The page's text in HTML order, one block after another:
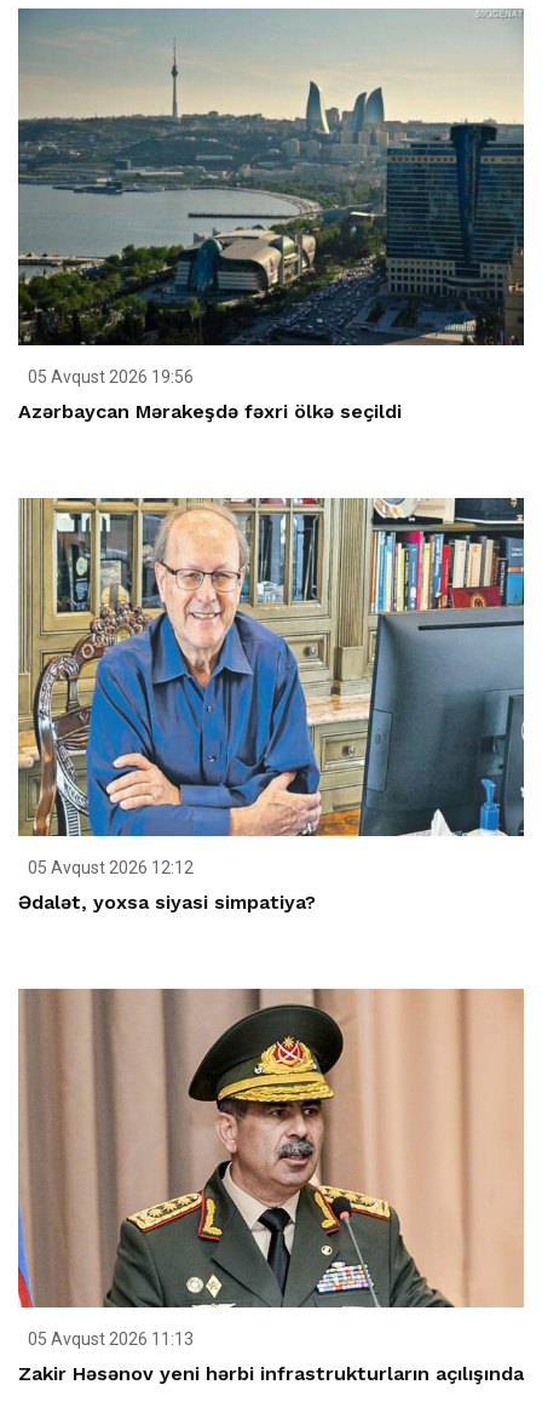
05 Avqust 2026 19:56
Azərbaycan Mərakeşdə fəxri ölkə seçildi
05 Avqust 2026 12:12
Ədalət, yoxsa siyasi simpatiya?
05 Avqust 2026 11:13
Zakir Həsənov yeni hərbi infrastrukturların açılışında